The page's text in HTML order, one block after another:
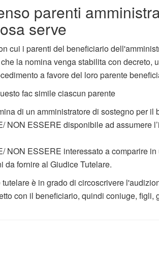
parenti
serve
cui i parenti del beneficiario
la nomina venga stabilita con decreto,
a favore del loro parente
fac simile ciascun parente
di un amministratore di sostegno per il
NON ESSERE disponibile ad assumere
NON ESSERE interessato a comparire
da fornire al Giudice Tutelare.
è in grado di circoscrivere
con il beneficiario, quindi coniuge, figli,